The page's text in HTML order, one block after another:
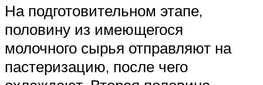
На подготовительном этапе,
половину из имеющегося
молочного сырья отправляют на
пастеризацию, после чего